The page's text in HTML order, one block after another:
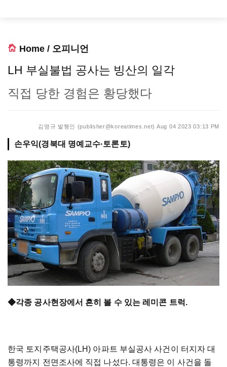
Home / 오피니언
LH 부실불법 공사는 빙산의 일각
직접 당한 경험은 황당했다
김명규 발행인 (publisher@koreatimes.net) Aug 04 2023 03:13 PM
손우익(경북대 명예교수·토론토)
◆각종 공사현장에서 흔히 볼 수 있는 레미콘 트럭.
한국 토지주택공사(LH) 아파트 부실공사 사건이 터지자 대
통령까지 전면조사에 직접 나섰다. 대통령은 이 사건을 돌